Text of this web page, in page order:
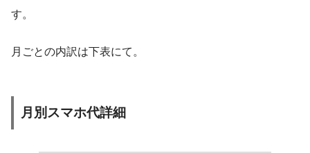
す。
月ごとの内訳は下表にて。
月別スマホ代詳細